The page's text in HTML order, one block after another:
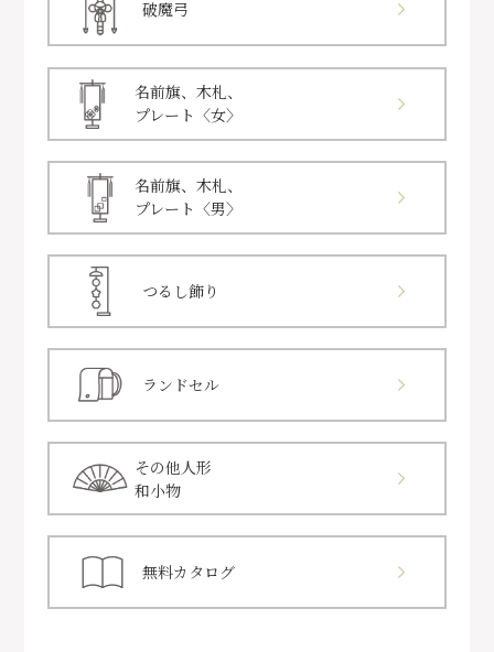
破魔弓
名前旗、木札、
プレート〈女〉
名前旗、木札、
プレート〈男〉
つるし飾り
ランドセル
その他人形
和小物
無料カタログ